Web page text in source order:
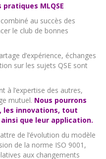
MLQSE
au succès des
le club de bonnes
d’expérience, échanges
sur les sujets QSE sont
à l’expertise des autres,
mutuel. Nous pourrons
les innovations, tout
que leur application.
de l’évolution du modèle
de la norme ISO 9001,
aux changements